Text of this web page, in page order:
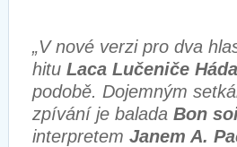
„V nové verzi pro dva
hitu Laca Lučeniče
podobě. Dojemným
zpívání je balada Bon
interpretem Janem A.